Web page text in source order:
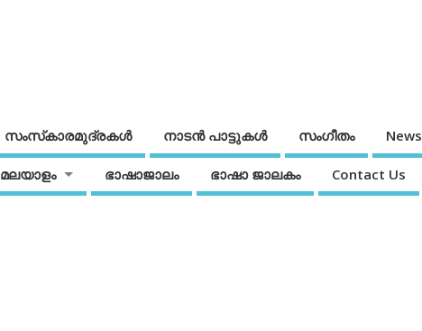
സംസ്‌കാരമുദ്രകള്‍ നാടന്‍ പാട്ടുകള്‍ സംഗീതം News
മലയാളം ഭാഷാജാലം ഭാഷാ ജാലകം Contact Us